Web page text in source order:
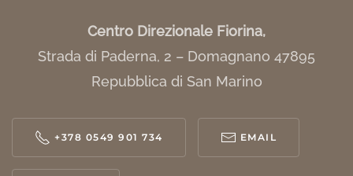
Centro Direzionale Fiorina,
Strada di Paderna, 2 – Domagnano 47895
Repubblica di San Marino
+378 0549 901 734 EMAIL